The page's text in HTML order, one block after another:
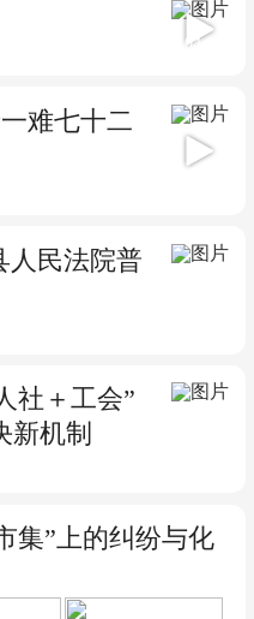
04:02
难七十二
人民法院普
社＋工会”
新机制
集”上的纠纷与化